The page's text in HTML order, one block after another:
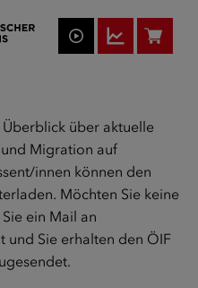
über aktuelle
Migration auf
innen können den
Möchten Sie keine
ein Mail an
und Sie erhalten den ÖIF